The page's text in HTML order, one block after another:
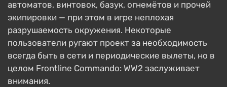
автоматов, винтовок, базук, огнемётов и прочей
экипировки — при этом в игре неплохая
разрушаемость окружения. Некоторые
пользователи ругают проект за необходимость
всегда быть в сети и периодические вылеты, но в
целом Frontline Commando: WW2 заслуживает
внимания.